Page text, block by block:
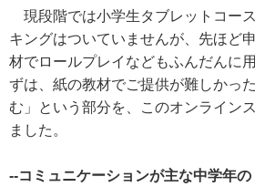
現段階では小学生タブレットコー
キングはついていませんが、先ほど
材でロールプレイなどもふんだんに
ずは、紙の教材でご提供が難しかっ
む」という部分を、このオンライン
ました。
--コミュニケーションが主な中学年